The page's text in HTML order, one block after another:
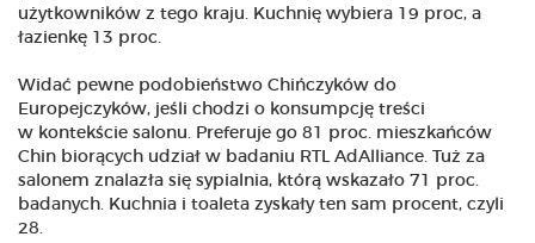
użytkowników z tego kraju. Kuchnię wybiera 19 proc, a
łazienkę 13 proc.
Widać pewne podobieństwo Chińczyków do
Europejczyków, jeśli chodzi o konsumpcję treści
w kontekście salonu. Preferuje go 81 proc. mieszkańców
Chin biorących udział w badaniu RTL AdAlliance. Tuż za
salonem znalazła się sypialnia, którą wskazało 71 proc.
badanych. Kuchnia i toaleta zyskały ten sam procent, czyli
28.